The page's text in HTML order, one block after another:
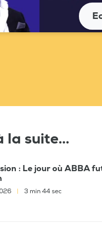
la suite...
: Le jour où ABBA
3 min 44 sec